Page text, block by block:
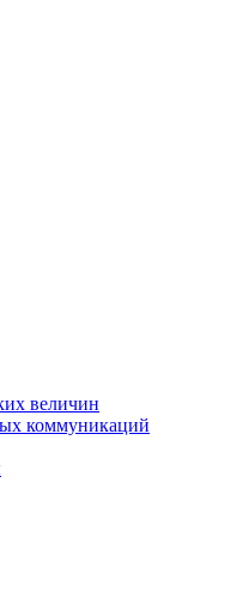
величин
коммуникаций